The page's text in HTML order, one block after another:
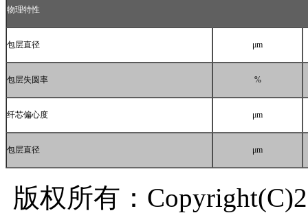
物理特性
包层直径 μm
包层失圆率 %
纤芯偏心度 μm
包层直径 μm
版权所有：